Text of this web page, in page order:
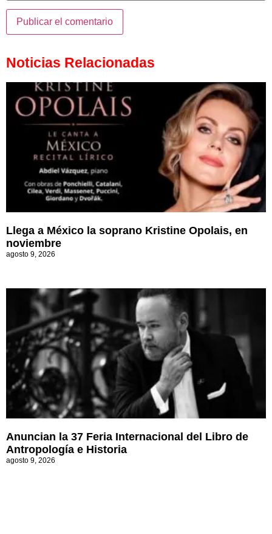
Noticias Relacionadas
Llega a México la soprano Kristine Opolais, en
noviembre
agosto 9, 2026
Anuncian la 37 Feria Internacional del Libro de
Antropología e Historia
agosto 9, 2026